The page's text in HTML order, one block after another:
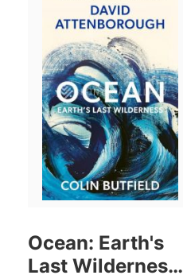
Ocean: Earth's
Last Wilderness -